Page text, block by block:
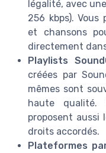
légalité, avec
256 kbps).
et chansons
directement
Playlists
créées par
mêmes sont
haute qualité.
proposent aussi
droits accordés.
Plateformes